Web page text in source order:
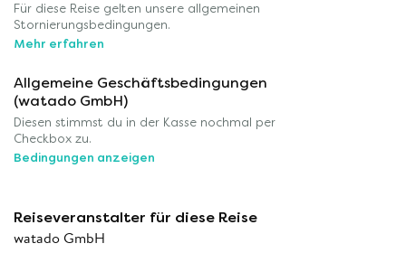
Für diese Reise gelten unsere allgemeinen
Stornierungsbedingungen.
Mehr erfahren
Allgemeine Geschäftsbedingungen
(watado GmbH)
Diesen stimmst du in der Kasse nochmal per
Checkbox zu.
Bedingungen anzeigen
Reiseveranstalter für diese Reise
watado GmbH